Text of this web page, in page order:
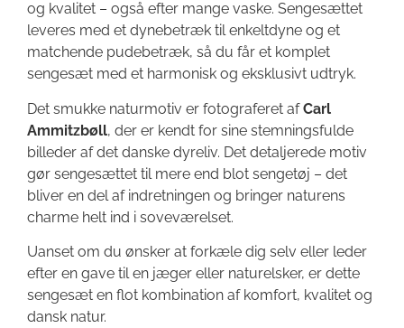
og kvalitet – også efter mange vaske. Sengesættet
leveres med et dynebetræk til enkeltdyne og et
matchende pudebetræk, så du får et komplet
sengesæt med et harmonisk og eksklusivt udtryk.
Det smukke naturmotiv er fotograferet afCarl
Ammitzbøll, der er kendt for sine stemningsfulde
billeder af det danske dyreliv. Det detaljerede motiv
gør sengesættet til mere end blot sengetøj – det
bliver en del af indretningen og bringer naturens
charme helt ind i soveværelset.
Uanset om du ønsker at forkæle dig selv eller leder
efter en gave til en jæger eller naturelsker, er dette
sengesæt en flot kombination af komfort, kvalitet og
dansk natur.